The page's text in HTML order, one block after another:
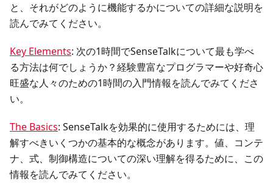
と、それがどのように機能するかについての詳細な説明を
読んでみてください。
Key Elements: 次の1時間でSenseTalkについて最も学べ
る方法は何でしょうか？経験豊富なプログラマーや好奇心
旺盛な人々のための1時間の入門情報を読んでみてくださ
い。
The Basics: SenseTalkを効果的に使用するためには、理
解すべきいくつかの基本的な概念があります。値、コンテ
ナ、式、制御構造についての深い理解を得るために、この
情報を読んでみてください。